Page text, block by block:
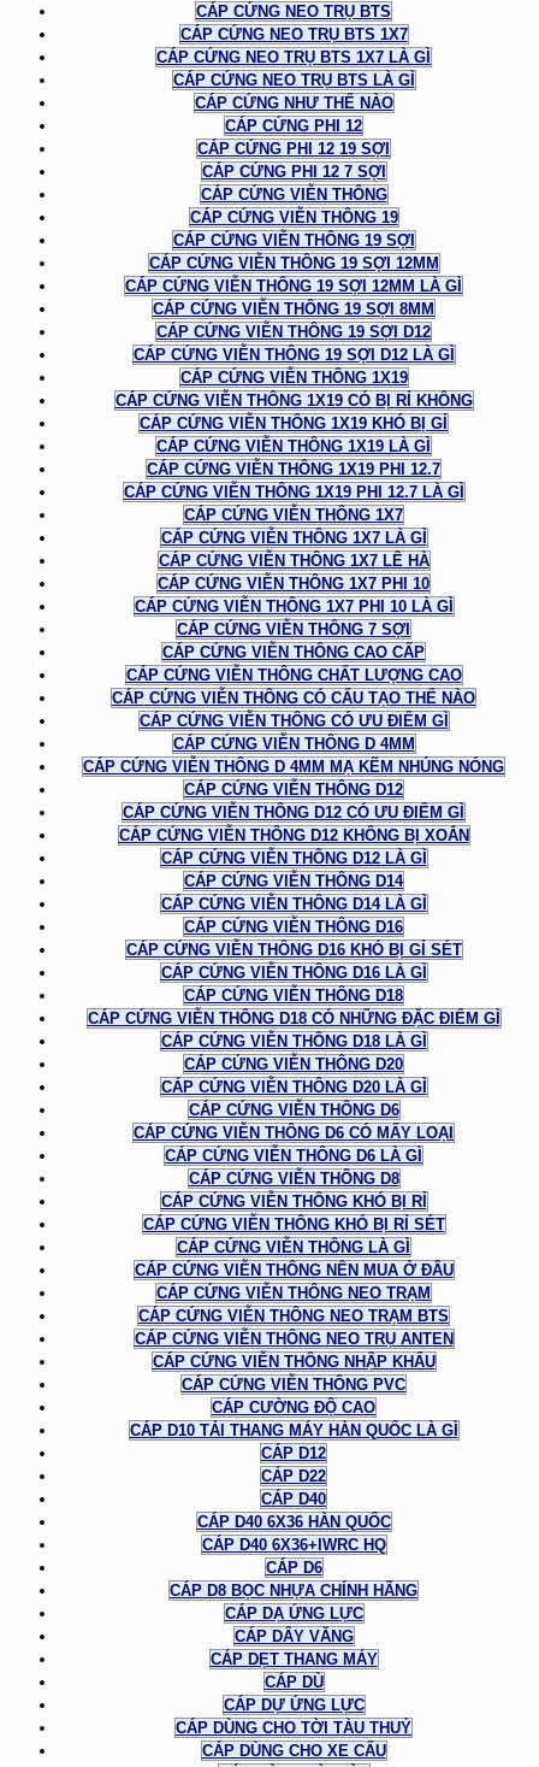
CÁP CỨNG NEO TRỤ BTS
CÁP CỨNG NEO TRỤ BTS 1X7
CÁP CỨNG NEO TRỤ BTS 1X7 LÀ GÌ
CÁP CỨNG NEO TRỤ BTS LÀ GÌ
CÁP CỨNG NHƯ THẾ NÀO
CÁP CỨNG PHI 12
CÁP CỨNG PHI 12 19 SỢI
CÁP CỨNG PHI 12 7 SỢI
CÁP CỨNG VIỄN THÔNG
CÁP CỨNG VIỄN THÔNG 19
CÁP CỨNG VIỄN THÔNG 19 SỢI
CÁP CỨNG VIỄN THÔNG 19 SỢI 12MM
CÁP CỨNG VIỄN THÔNG 19 SỢI 12MM LÀ GÌ
CÁP CỨNG VIỄN THÔNG 19 SỢI 8MM
CÁP CỨNG VIỄN THÔNG 19 SỢI D12
CÁP CỨNG VIỄN THÔNG 19 SỢI D12 LÀ GÌ
CÁP CỨNG VIỄN THÔNG 1X19
CÁP CỨNG VIỄN THÔNG 1X19 CÓ BỊ RỈ KHÔNG
CÁP CỨNG VIỄN THÔNG 1X19 KHÓ BỊ GỈ
CÁP CỨNG VIỄN THÔNG 1X19 LÀ GÌ
CÁP CỨNG VIỄN THÔNG 1X19 PHI 12.7
CÁP CỨNG VIỄN THÔNG 1X19 PHI 12.7 LÀ GÌ
CÁP CỨNG VIỄN THÔNG 1X7
CÁP CỨNG VIỄN THÔNG 1X7 LÀ GÌ
CÁP CỨNG VIỄN THÔNG 1X7 LÊ HÀ
CÁP CỨNG VIỄN THÔNG 1X7 PHI 10
CÁP CỨNG VIỄN THÔNG 1X7 PHI 10 LÀ GÌ
CÁP CỨNG VIỄN THÔNG 7 SỢI
CÁP CỨNG VIỄN THÔNG CAO CẤP
CÁP CỨNG VIỄN THÔNG CHẤT LƯỢNG CAO
CÁP CỨNG VIỄN THÔNG CÓ CẤU TẠO THẾ NÀO
CÁP CỨNG VIỄN THÔNG CÓ ƯU ĐIỂM GÌ
CÁP CỨNG VIỄN THÔNG D 4MM
CÁP CỨNG VIỄN THÔNG D 4MM MẠ KẼM NHÚNG NÓNG
CÁP CỨNG VIỄN THÔNG D12
CÁP CỨNG VIỄN THÔNG D12 CÓ ƯU ĐIỂM GÌ
CÁP CỨNG VIỄN THÔNG D12 KHÔNG BỊ XOẮN
CÁP CỨNG VIỄN THÔNG D12 LÀ GÌ
CÁP CỨNG VIỄN THÔNG D14
CÁP CỨNG VIỄN THÔNG D14 LÀ GÌ
CÁP CỨNG VIỄN THÔNG D16
CÁP CỨNG VIỄN THÔNG D16 KHÓ BỊ GỈ SÉT
CÁP CỨNG VIỄN THÔNG D16 LÀ GÌ
CÁP CỨNG VIỄN THÔNG D18
CÁP CỨNG VIỄN THÔNG D18 CÓ NHỮNG ĐẶC ĐIỂM GÌ
CÁP CỨNG VIỄN THÔNG D18 LÀ GÌ
CÁP CỨNG VIỄN THÔNG D20
CÁP CỨNG VIỄN THÔNG D20 LÀ GÌ
CÁP CỨNG VIỄN THÔNG D6
CÁP CỨNG VIỄN THÔNG D6 CÓ MẤY LOẠI
CÁP CỨNG VIỄN THÔNG D6 LÀ GÌ
CÁP CỨNG VIỄN THÔNG D8
CÁP CỨNG VIỄN THÔNG KHÓ BỊ RỈ
CÁP CỨNG VIỄN THÔNG KHÓ BỊ RỈ SÉT
CÁP CỨNG VIỄN THÔNG LÀ GÌ
CÁP CỨNG VIỄN THÔNG NÊN MUA Ở ĐÂU
CÁP CỨNG VIỄN THÔNG NEO TRẠM
CÁP CỨNG VIỄN THÔNG NEO TRẠM BTS
CÁP CỨNG VIỄN THÔNG NEO TRỤ ANTEN
CÁP CỨNG VIỄN THÔNG NHẬP KHẨU
CÁP CỨNG VIỄN THÔNG PVC
CÁP CƯỜNG ĐỘ CAO
CÁP D10 TẢI THANG MÁY HÀN QUỐC LÀ GÌ
CÁP D12
CÁP D22
CÁP D40
CÁP D40 6X36 HÀN QUỐC
CÁP D40 6X36+IWRC HQ
CÁP D6
CÁP D8 BỌC NHỰA CHÍNH HÃNG
CÁP DẠ ỨNG LỰC
CÁP DÂY VĂNG
CÁP DẸT THANG MÁY
CÁP DÙ
CÁP DỰ ỨNG LỰC
CÁP DÙNG CHO TỜI TÀU THUỶ
CÁP DÙNG CHO XE CẨU